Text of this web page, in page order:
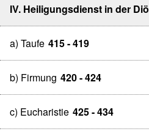
IV. Heiligungsdienst in der
a) Taufe 415 - 419
b) Firmung 420 - 424
c) Eucharistie 425 - 434